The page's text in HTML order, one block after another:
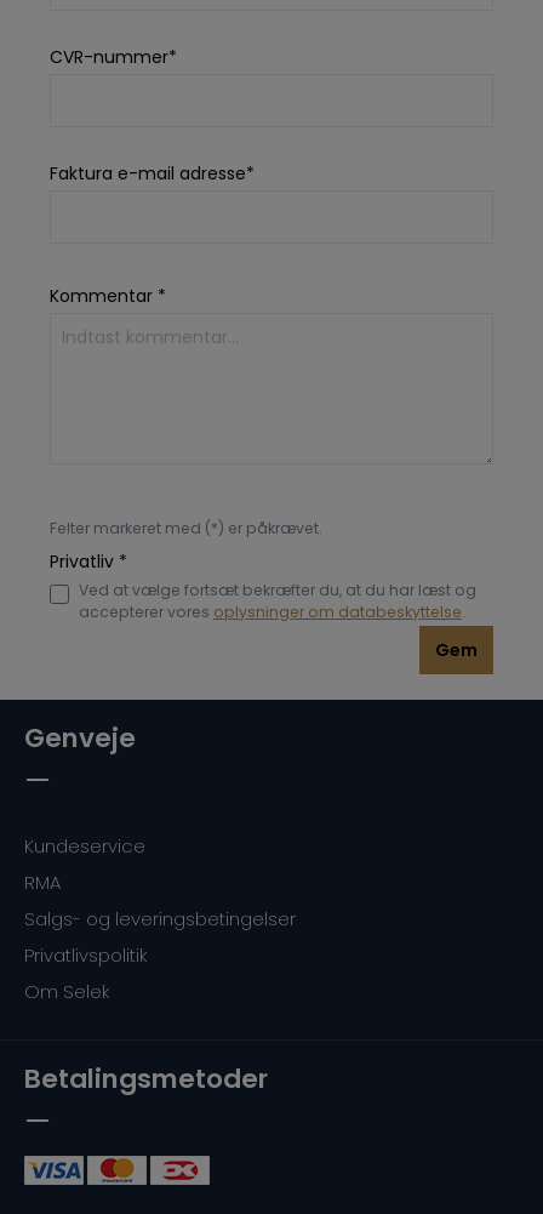
CVR-nummer*
Faktura e-mail adresse*
Kommentar *
Felter markeret med (*) er påkrævet.
Privatliv *
Ved at vælge fortsæt bekræfter du, at du har læst og
accepterer vores oplysninger om databeskyttelse.
Gem
Genveje
Kundeservice
RMA
Salgs- og leveringsbetingelser
Privatlivspolitik
Om Selek
Betalingsmetoder